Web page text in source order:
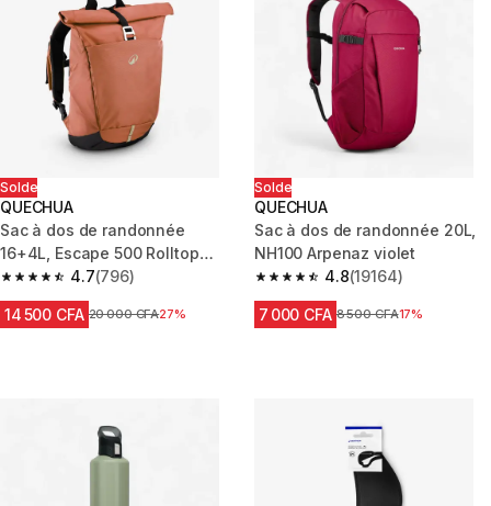
Solde
QUECHUA
Sac à dos de randonnée
16+4L, Escape 500 Rolltop
marron
4.7
4.7 out of 5 stars from 796 reviews
(796)
14 500 CFA Prix avant réduction
20 000 CFA27%
Solde
QUECHUA
Sac à dos de randonnée 20L,
NH100 Arpenaz violet
4.8
4.8 out of 5 stars from 19164
(19164)
7 000 CFA Prix avant réduction
8 500 CFA17%